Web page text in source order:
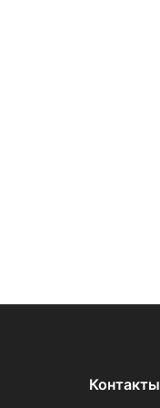
Контакты